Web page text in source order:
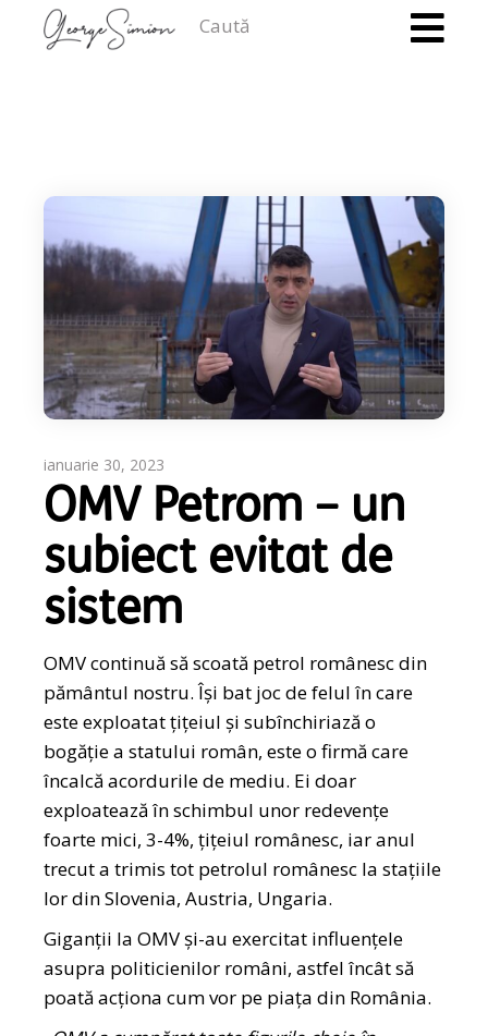
ianuarie 30, 2023
OMV Petrom – un
subiect evitat de
sistem
OMV continuă să scoată petrol românesc din
pământul nostru. Își bat joc de felul în care
este exploatat țițeiul și subînchiriază o
bogăție a statului român, este o firmă care
încalcă acordurile de mediu. Ei doar
exploatează în schimbul unor redevențe
foarte mici, 3-4%, țițeiul românesc, iar anul
trecut a trimis tot petrolul românesc la stațiile
lor din Slovenia, Austria, Ungaria.
Giganții la OMV și-au exercitat influențele
asupra politicienilor români, astfel încât să
poată acționa cum vor pe piața din România.